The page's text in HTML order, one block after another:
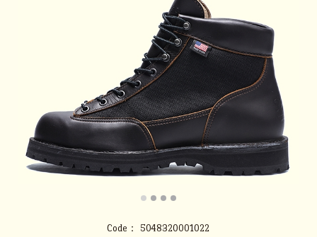
Code：
5048320001022